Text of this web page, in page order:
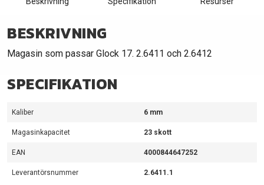
BESKRIVNING
Magasin som passar Glock 17. 2.6411 och 2.6412
SPECIFIKATION
Kaliber 6 mm
Magasinkapacitet 23 skott
EAN 4000844647252
Leverantörsnummer 2.6411.1